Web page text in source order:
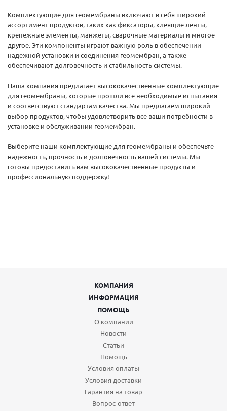
Комплектующие для геомембраны включают в себя широкий
ассортимент продуктов, таких как фиксаторы, клеящие ленты,
крепежные элементы, манжеты, сварочные материалы и многое
другое. Эти компоненты играют важную роль в обеспечении
надежной установки и соединения геомембран, а также
обеспечивают долговечность и стабильность системы.
Наша компания предлагает высококачественные комплектующие
для геомембраны, которые прошли все необходимые испытания
и соответствуют стандартам качества. Мы предлагаем широкий
выбор продуктов, чтобы удовлетворить все ваши потребности в
установке и обслуживании геомембран.
Выберите наши комплектующие для геомембраны и обеспечьте
надежность, прочность и долговечность вашей системы. Мы
готовы предоставить вам высококачественные продукты и
профессиональную поддержку!
КОМПАНИЯ
ИНФОРМАЦИЯ
ПОМОЩЬ
О компании
Новости
Статьи
Помощь
Условия оплаты
Условия доставки
Гарантия на товар
Вопрос-ответ